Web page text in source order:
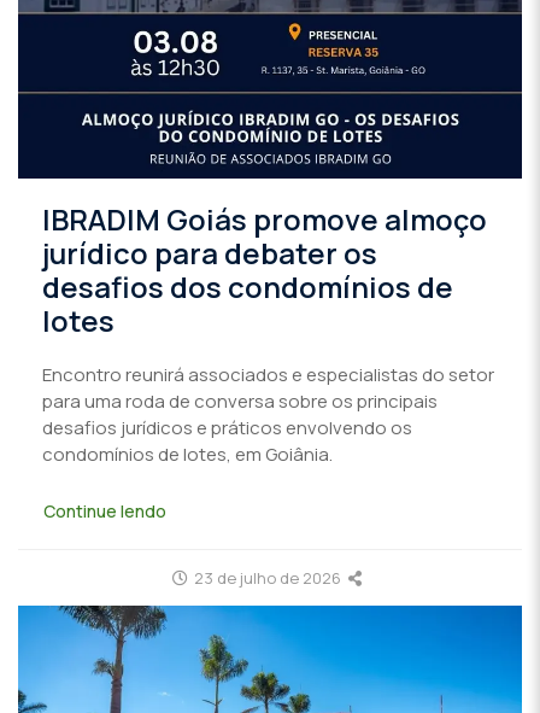
IBRADIM Goiás promove almoço
jurídico para debater os
desafios dos condomínios de
lotes
Encontro reunirá associados e especialistas do setor
para uma roda de conversa sobre os principais
desafios jurídicos e práticos envolvendo os
condomínios de lotes, em Goiânia.
Continue lendo
23 de julho de 2026